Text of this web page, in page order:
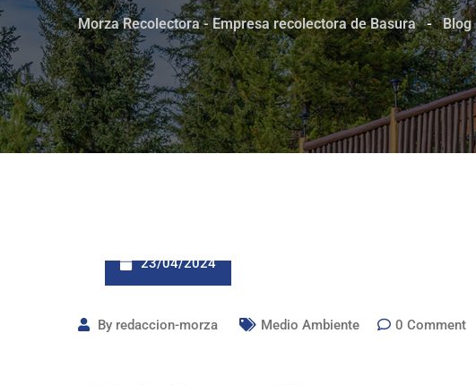
Morza Recolectora - Empresa recolectora de Basura - Blog
23/04/2024
By redaccion-morza Medio Ambiente 0 Comment